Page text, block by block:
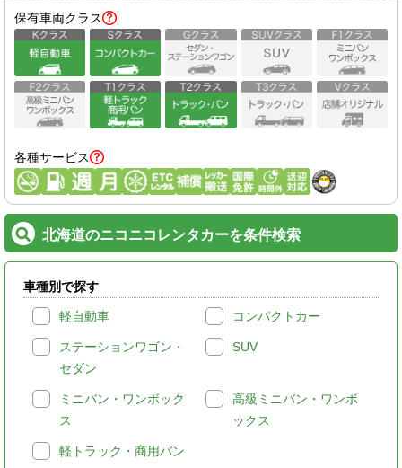
保有車両クラス
各種サービス
北海道のニコニコレンタカーを条件検索
車種別で探す
軽自動車 コンパクトカー
ステーションワゴン・
セダン
SUV
ミニバン・ワンボック
ス
高級ミニバン・ワンボ
ックス
軽トラック・商用バン